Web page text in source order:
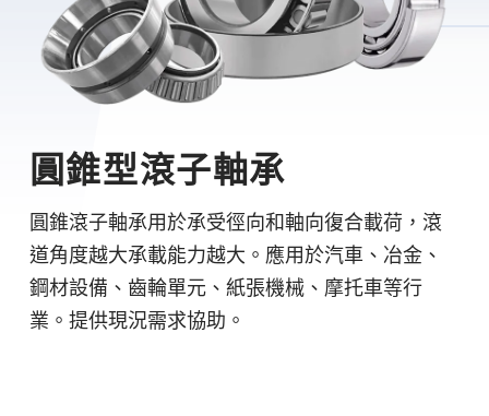
圓錐型滾子軸承
圓錐滾子軸承用於承受徑向和軸向復合載荷，滾
道角度越大承載能力越大。應用於汽車、冶金、
鋼材設備、齒輪單元、紙張機械、摩托車等行
業。提供現況需求協助。